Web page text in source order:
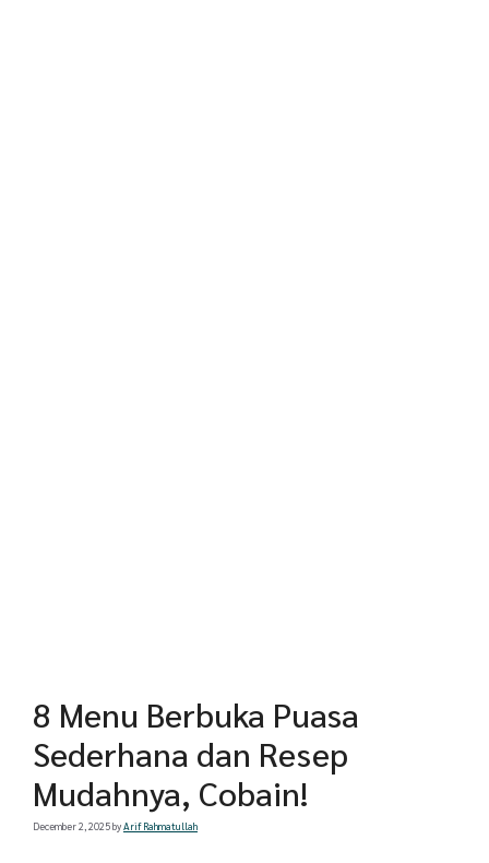
8 Menu Berbuka Puasa
Sederhana dan Resep
Mudahnya, Cobain!
December 2, 2025byArif Rahmatullah